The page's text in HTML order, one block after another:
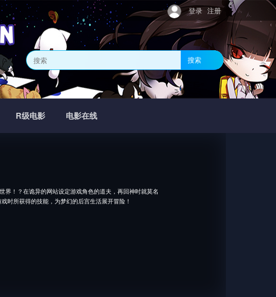
登录 注册
搜索
R级电影 电影在线
！？在诡异的网站设定游戏角色的道夫，再回神时就莫名
时所获得的技能，为梦幻的后宫生活展开冒险！